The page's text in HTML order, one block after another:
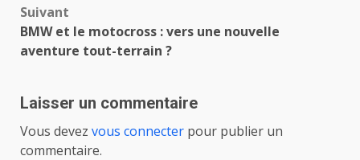
Suivant
BMW et le motocross : vers une nouvelle
aventure tout-terrain ?
Laisser un commentaire
Vous devez vous connecter pour publier un
commentaire.